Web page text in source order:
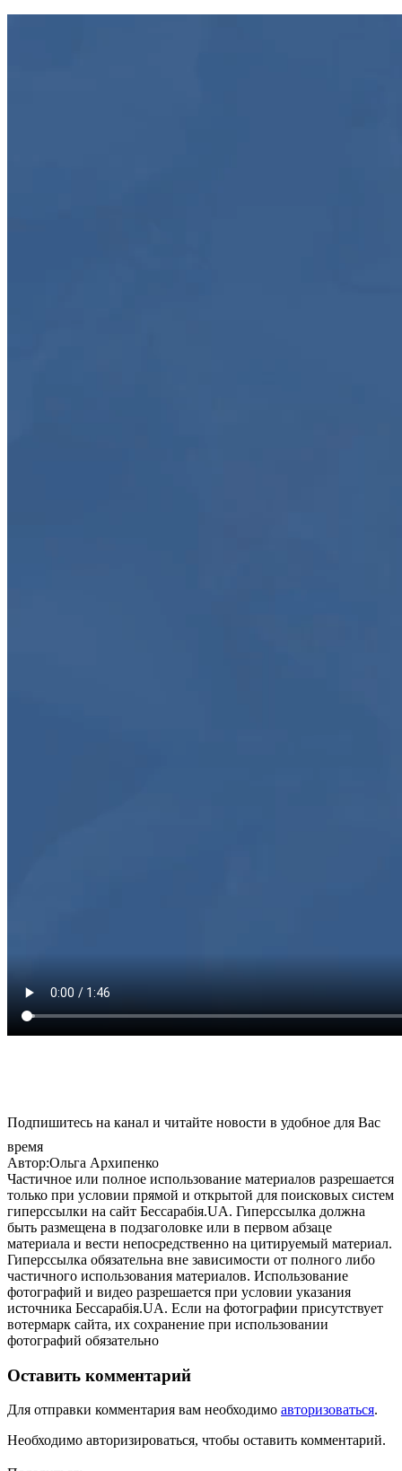
Подпишитесь на канал и читайте новости в удобное для Вас
время
Автор:Ольга Архипенко
Частичное или полное использование материалов разрешается
только при условии прямой и открытой для поисковых систем
гиперссылки на сайт Бессарабія.UA. Гиперссылка должна
быть размещена в подзаголовке или в первом абзаце
материала и вести непосредственно на цитируемый материал.
Гиперссылка обязательна вне зависимости от полного либо
частичного использования материалов. Использование
фотографий и видео разрешается при условии указания
источника Бессарабія.UA. Если на фотографии присутствует
вотермарк сайта, их сохранение при использовании
фотографий обязательно
Оставить комментарий
Для отправки комментария вам необходимо авторизоваться.
Необходимо авторизироваться, чтобы оставить комментарий.